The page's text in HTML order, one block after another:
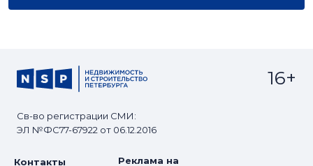
Св-во регистрации СМИ:
ЭЛ №ФС77-67922 от 06.12.2016
16+
Контакты Реклама на